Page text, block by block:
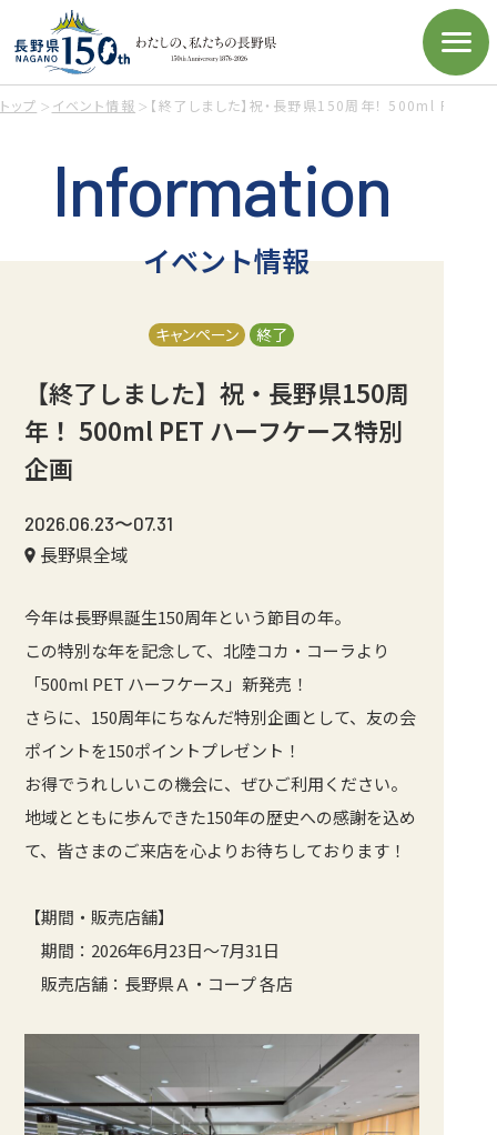
トップ イベント情報 【終了しました】祝・長野県150周年！ 500ml PET ハ
Information
イベント情報
キャンペーン 終了
【終了しました】祝・長野県150周
年！ 500ml PET ハーフケース特別
企画
2026.06.23〜07.31
長野県全域
今年は長野県誕生150周年という節目の年。
この特別な年を記念して、北陸コカ・コーラより
「500ml PET ハーフケース」新発売！
さらに、150周年にちなんだ特別企画として、友の会
ポイントを150ポイントプレゼント！
お得でうれしいこの機会に、ぜひご利用ください。
地域とともに歩んできた150年の歴史への感謝を込め
て、皆さまのご来店を心よりお待ちしております！
【期間・販売店舗】
期間：2026年6月23日～7月31日
販売店舗：長野県Ａ・コープ 各店